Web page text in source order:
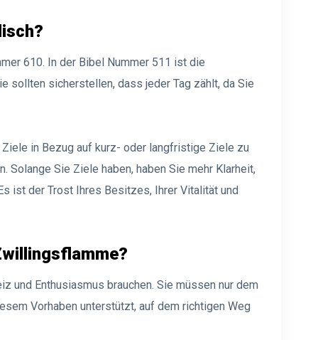
610. In der Bibel Nummer 511 ist die
sollten sicherstellen, dass jeder Tag zählt, da Sie
in Bezug auf kurz- oder langfristige Ziele zu
Solange Sie Ziele haben, haben Sie mehr Klarheit,
ist der Trost Ihres Besitzes, Ihrer Vitalität und
und Enthusiasmus brauchen. Sie müssen nur dem
Vorhaben unterstützt, auf dem richtigen Weg